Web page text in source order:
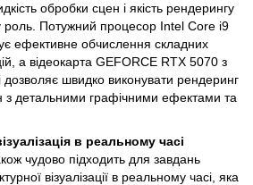
обробки сцен і якість рендерингу
роль. Потужний процесор Intel Core i9
ефективне обчислення складних
а відеокарта GEFORCE RTX 5070 з
дозволяє швидко виконувати рендеринг
з детальними графічними ефектами та
в реальному часі
чудово підходить для завдань
візуалізації в реальному часі, яка